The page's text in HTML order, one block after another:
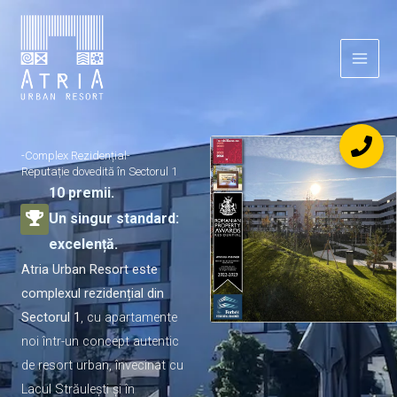
content
-Complex Rezidențial-
Reputație dovedită în Sectorul 1
10 premii.
Un singur standard:
excelență.
Atria Urban Resort este
complexul rezidențial din
Sectorul 1 , cu apartamente
noi într-un concept autentic
de resort urban, învecinat cu
Lacul Străulești și în